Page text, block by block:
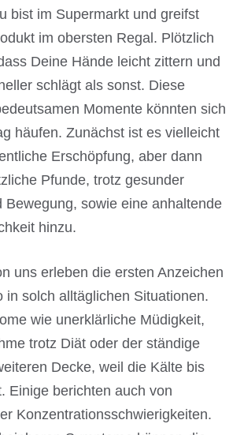
bist im Supermarkt und greifst
im obersten Regal. Plötzlich
Deine Hände leicht zittern und
schlägt als sonst. Diese
Momente könnten sich
häufen. Zunächst ist es vielleicht
Erschöpfung, aber dann
Pfunde, trotz gesunder
Bewegung, sowie eine anhaltende
hinzu.
uns erleben die ersten Anzeichen
in solch alltäglichen Situationen.
wie unerklärliche Müdigkeit,
trotz Diät oder der ständige
Decke, weil die Kälte bis
Einige berichten auch von
Konzentrationsschwierigkeiten.